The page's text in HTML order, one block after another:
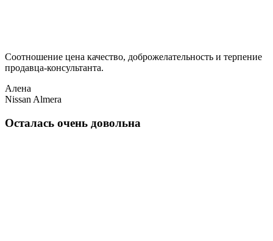
Соотношение цена качество, доброжелательность и терпение
продавца-консультанта.
Алена
Nissan Almera
Осталась очень довольна